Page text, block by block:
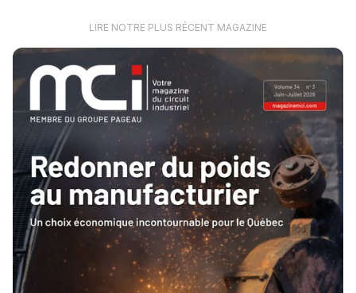
LIRE NOTRE PLUS RÉCENT MAGAZINE